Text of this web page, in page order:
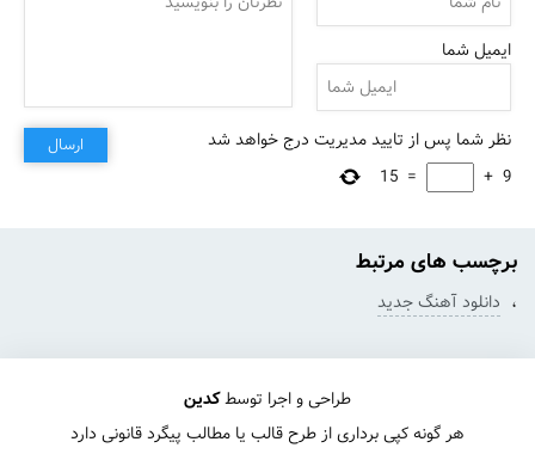
ایمیل شما
نظر شما پس از تایید مدیریت درج خواهد شد
ارسال
9
+
=
15
برچسب های مرتبط
، دانلود آهنگ جدید
طراحی و اجرا توسطکدین
هر گونه کپی برداری از طرح قالب یا مطالب پیگرد قانونی دارد